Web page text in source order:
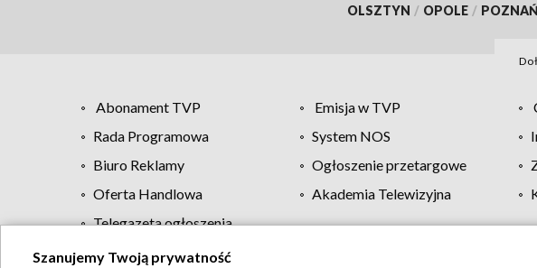
OLSZTYN / OPOLE / POZNAŃ
Abonament TVP Emisja w TVP
Rada Programowa
System NOS
Biuro Reklamy
Ogłoszenie przetargowe
Oferta Handlowa
Akademia Telewizyjna
Telegazeta ogłoszenia
Szanujemy Twoją prywatność